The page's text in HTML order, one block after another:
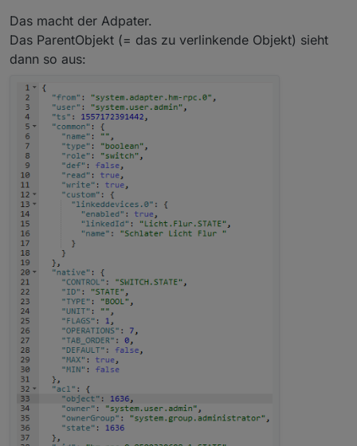
Das macht der Adpater.
Das ParentObjekt (= das zu verlinkende Objekt) sieht
dann so aus: